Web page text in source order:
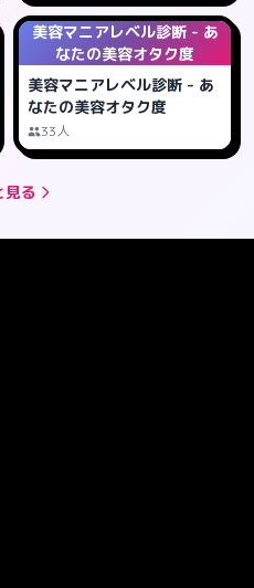
美容マニアレベル診断 - あ
なたの美容オタク度
美容マニアレベル診断 - あ
なたの美容オタク度
33人
見る